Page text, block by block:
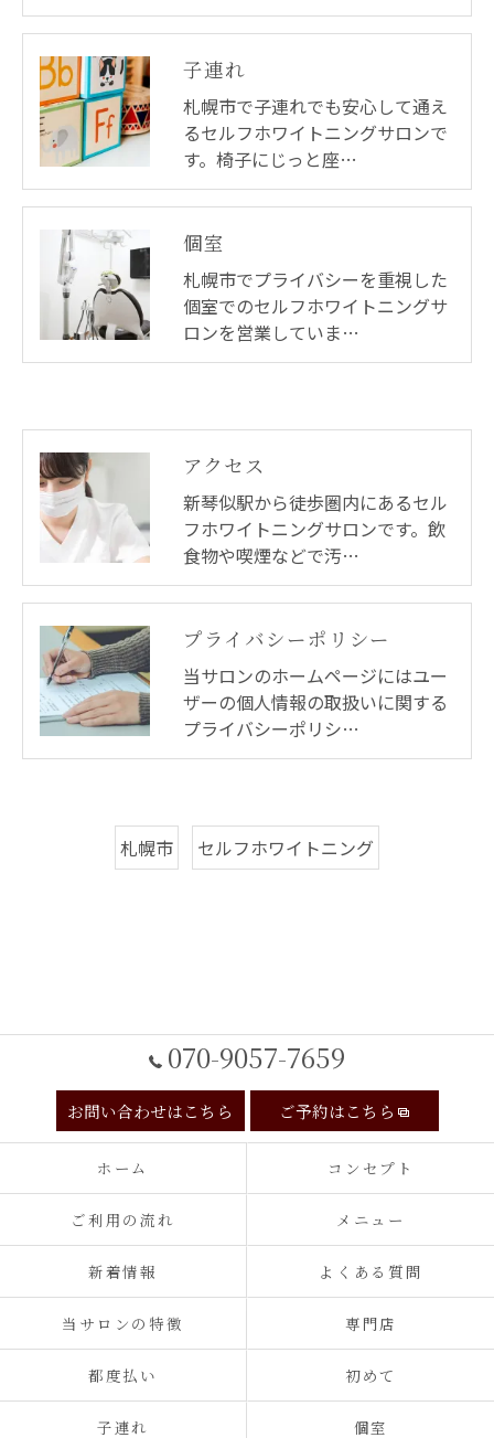
子連れ
札幌市で子連れでも安心して通え
るセルフホワイトニングサロンで
す。椅子にじっと座…
個室
札幌市でプライバシーを重視した
個室でのセルフホワイトニングサ
ロンを営業していま…
アクセス
新琴似駅から徒歩圏内にあるセル
フホワイトニングサロンです。飲
食物や喫煙などで汚…
プライバシーポリシー
当サロンのホームページにはユー
ザーの個人情報の取扱いに関する
プライバシーポリシ…
札幌市 セルフホワイトニング
070-9057-7659
お問い合わせはこちら ご予約はこちら
ホーム コンセプト
ご利用の流れ メニュー
新着情報 よくある質問
当サロンの特徴 専門店
都度払い 初めて
子連れ 個室